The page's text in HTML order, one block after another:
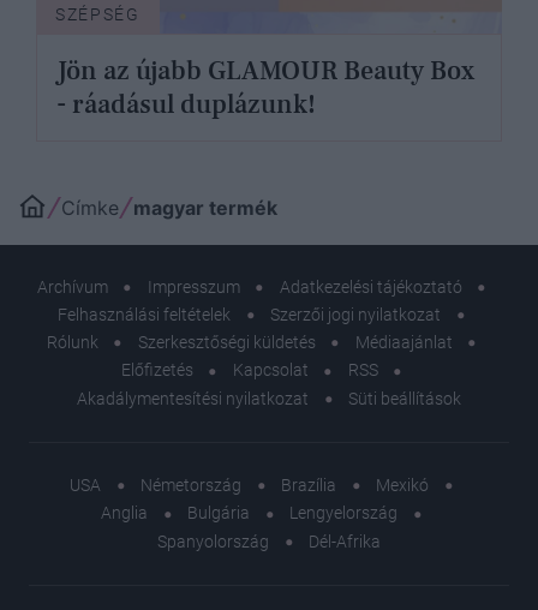
SZÉPSÉG
Jön az újabb GLAMOUR Beauty Box
- ráadásul duplázunk!
Címke magyar termék
Archívum Impresszum
Adatkezelési tájékoztató
Felhasználási feltételek
Szerzői jogi nyilatkozat
Rólunk
Szerkesztőségi küldetés
Médiaajánlat
Előfizetés
Kapcsolat
RSS
Akadálymentesítési nyilatkozat
Süti beállítások
USA Németország Brazília
Mexikó
Anglia
Bulgária
Lengyelország
Spanyolország
Dél-Afrika